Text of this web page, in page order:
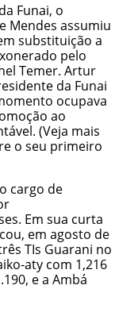
Funai, o
Mendes assumiu
substituição a
pelo
Temer. Artur
da Funai
ocupava
ao
(Veja mais
o seu primeiro
cargo de
Em sua curta
em agosto de
TIs Guarani no
aty com 1,216
e a Ambá